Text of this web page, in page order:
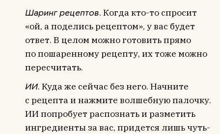
Шаринг рецептов. Когда кто-то спросит
«ой, а поделись рецептом», у вас будет
ответ. В целом можно готовить прямо
по пошаренному рецепту, их тоже можно
пересчитать.
ИИ. Куда же сейчас без него. Начните
с рецепта и нажмите волшебную палочку.
ИИ попробует распознать и разметить
ингредиенты за вас, придется лишь чуть-